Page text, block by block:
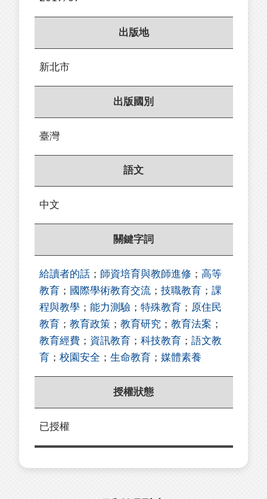
出版地
新北市
出版國別
臺灣
語文
中文
關鍵字詞
給讀者的話 ； 師資培育與教師進修 ； 高等
教育 ； 國際學術教育交流 ； 技職教育 ； 課
程與教學 ； 能力測驗 ； 特殊教育 ； 原住民
教育 ； 教育政策 ； 教育研究 ； 教育法案 ；
教育經費 ； 資訊教育 ； 科技教育 ； 語文教
育 ； 校園安全 ； 生命教育 ； 媒體素養
授權狀態
已授權